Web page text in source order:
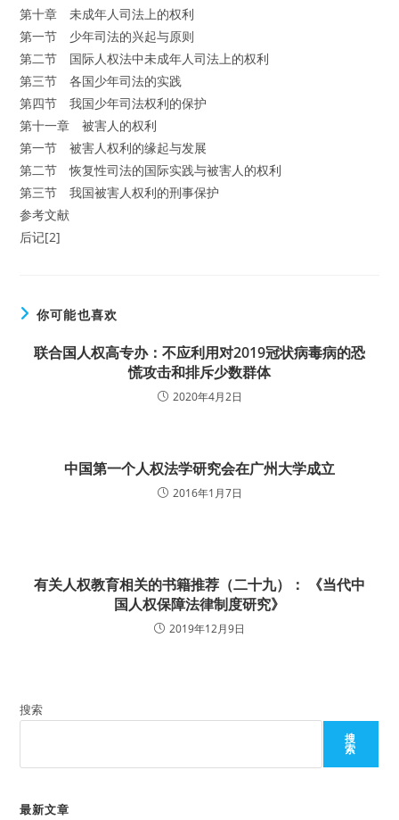
第十章 未成年人司法上的权利
第一节 少年司法的兴起与原则
第二节 国际人权法中未成年人司法上的权利
第三节 各国少年司法的实践
第四节 我国少年司法权利的保护
第十一章 被害人的权利
第一节 被害人权利的缘起与发展
第二节 恢复性司法的国际实践与被害人的权利
第三节 我国被害人权利的刑事保护
参考文献
后记[2]
你可能也喜欢
联合国人权高专办：不应利用对2019冠状病毒病的恐
慌攻击和排斥少数群体
2020年4月2日
中国第一个人权法学研究会在广州大学成立
2016年1月7日
有关人权教育相关的书籍推荐（二十九）： 《当代中
国人权保障法律制度研究》
2019年12月9日
搜索
搜
索
最新文章